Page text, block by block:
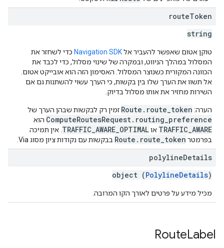
routeToken
string
טוקן אטום שאפשר להעביר אלNavigation SDK כדי לשחזר את
המסלול במהלך הניווט, ובמקרה של שינוי מסלול, כדי לכבד את
הכוונה המקורית כשנוצר המסלול. האסימון הזה הוא אובייקט אטום.
אל תשוו את הערך שלו בין בקשות, כי הערך עשוי להשתנות גם אם
השירות מחזיר את אותו מסלול בדיוק.
הערה: Route.route_token זמין רק לבקשות שבהן הערך של
ComputeRoutesRequest.routing_preference הוא
TRAFFIC_AWARE אוTRAFFIC_AWARE_OPTIMAL . אין תמיכה
בפרמטר Route.route_token בבקשות עם נקודות ציון מסוג Via.
polylineDetails
object (PolylineDetails)
מכיל מידע על פרטים לאורך הקו המרובה.
RouteLabel